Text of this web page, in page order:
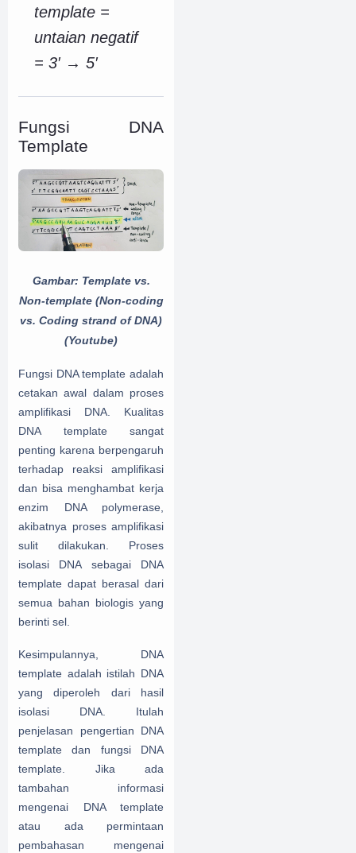
template =
untaian negatif
= 3′ → 5′
Fungsi DNA
Template
Gambar: Template vs.
Non-template (Non-coding
vs. Coding strand of DNA)
(Youtube)
Fungsi DNA template adalah
cetakan awal dalam proses
amplifikasi DNA. Kualitas
DNA template sangat
penting karena berpengaruh
terhadap reaksi amplifikasi
dan bisa menghambat kerja
enzim DNA polymerase,
akibatnya proses amplifikasi
sulit dilakukan. Proses
isolasi DNA sebagai DNA
template dapat berasal dari
semua bahan biologis yang
berinti sel.
Kesimpulannya, DNA
template adalah istilah DNA
yangdiperoleh dari hasil
isolasi DNA. Itulah
penjelasan pengertian DNA
template dan fungsi DNA
template. Jika ada
tambahan informasi
mengenai DNA template
atau ada permintaan
pembahasan mengenai